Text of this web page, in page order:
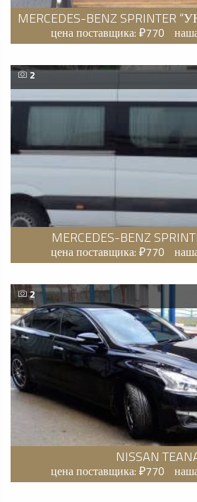
цена поставщика: ₽770
2
MERCEDES-BENZ
цена поставщика: ₽770
2
NISSAN
цена поставщика: ₽770